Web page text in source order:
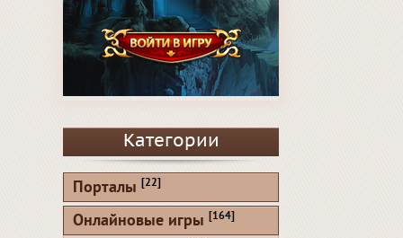
Категории
Порталы [22]
Онлайновые игры [164]